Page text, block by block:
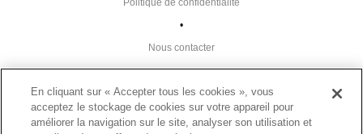
Liens utiles
•
Nous contacter
•
Politique de confidentialité
En cliquant sur « Accepter tous les cookies », vous
acceptez le stockage de cookies sur votre appareil pour
améliorer la navigation sur le site, analyser son utilisation et